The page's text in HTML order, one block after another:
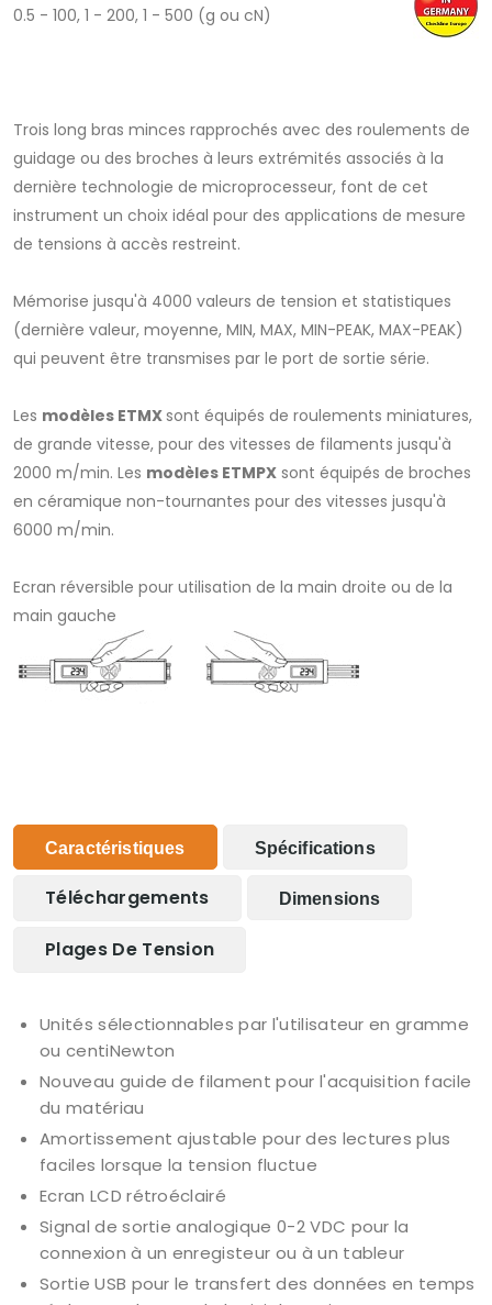
0.5 - 100, 1 - 200, 1 - 500 (g ou cN)
Trois long bras minces rapprochés avec des roulements de
guidage ou des broches à leurs extrémités associés à la
dernière technologie de microprocesseur, font de cet
instrument un choix idéal pour des applications de mesure
de tensions à accès restreint.
Mémorise jusqu'à 4000 valeurs de tension et statistiques
(dernière valeur, moyenne, MIN, MAX, MIN-PEAK, MAX-PEAK)
qui peuvent être transmises par le port de sortie série.
Les modèles ETMXsont équipés de roulements miniatures,
de grande vitesse, pour des vitesses de filaments jusqu'à
2000 m/min. Les modèles ETMPX sont équipés de broches
en céramique non-tournantes pour des vitesses jusqu'à
6000 m/min.
Ecran réversible pour utilisation de la main droite ou de la
main gauche
Caractéristiques Spécifications
Téléchargements Dimensions
Plages De Tension
Unités sélectionnables par l'utilisateur en gramme
ou centiNewton
Nouveau guide de filament pour l'acquisition facile
du matériau
Amortissement ajustable pour des lectures plus
faciles lorsque la tension fluctue
Ecran LCD rétroéclairé
Signal de sortie analogique 0-2 VDC pour la
connexion à un enregisteur ou à un tableur
Sortie USB pour le transfert des données en temps